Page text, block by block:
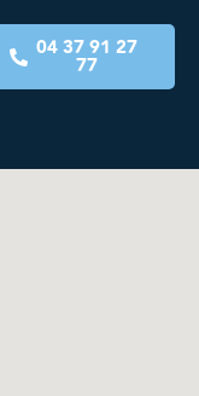
04 37 91 27
77